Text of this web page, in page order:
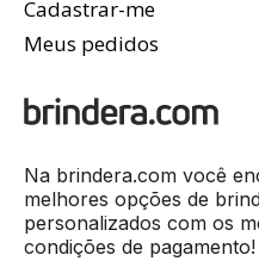
Cadastrar-me
Meus pedidos
Na brindera.com você
melhores opções de
personalizados com os
condições de pagamento!